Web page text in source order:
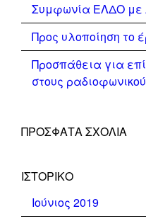
Συμφωνία ΕΛΔΟ με
Προς υλοποίηση το
Προσπάθεια για
στους
ΠΡΌΣΦΑΤΑ ΣΧΌΛΙΑ
ΙΣΤΟΡΙΚΌ
Ιούνιος 2019